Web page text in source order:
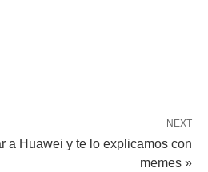
NEXT
a Huawei y te lo explicamos con
memes »